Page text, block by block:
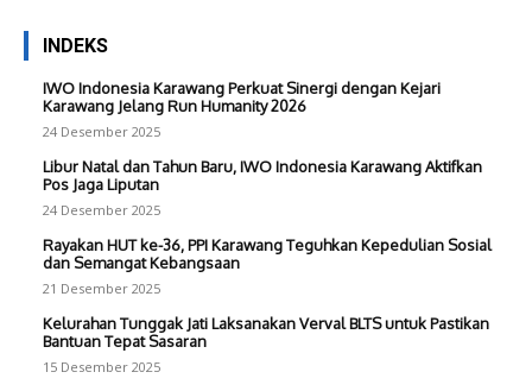
INDEKS
IWO Indonesia Karawang Perkuat Sinergi dengan Kejari
Karawang Jelang Run Humanity 2026
24 Desember 2025
Libur Natal dan Tahun Baru, IWO Indonesia Karawang Aktifkan
Pos Jaga Liputan
24 Desember 2025
Rayakan HUT ke-36, PPI Karawang Teguhkan Kepedulian Sosial
dan Semangat Kebangsaan
21 Desember 2025
Kelurahan Tunggak Jati Laksanakan Verval BLTS untuk Pastikan
Bantuan Tepat Sasaran
15 Desember 2025